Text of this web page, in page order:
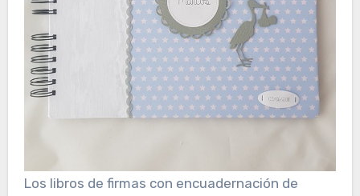
Los libros de firmas con encuadernación de